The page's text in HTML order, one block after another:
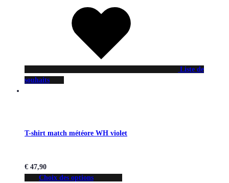
Liste de
souhaits
T-shirt match météore WH violet
€ 47,90
Choix des options